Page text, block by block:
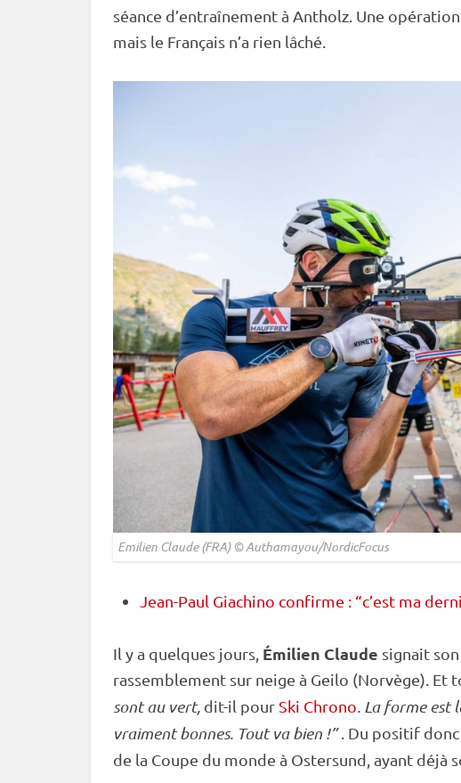
séance d’entraînement à Antholz. Une
mais le Français n’a rien lâché.
Emilien Claude (FRA) © Authamayou/NordicFocus
Jean-Paul Giachino confirme : “c’est ma
Il y a quelques jours, Émilien Claude signait
rassemblement sur neige à Geilo (Norvège). Et
sont au vert, dit-il pour Ski Chrono. La forme est
vraiment bonnes. Tout va bien !”. Du positif donc
de la Coupe du monde à Ostersund , ayant déjà